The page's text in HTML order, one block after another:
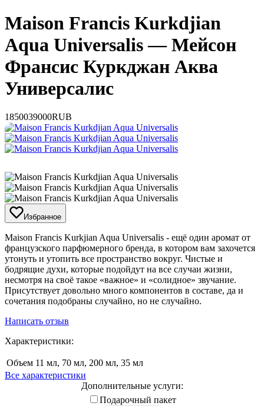
Maison Francis Kurkdjian
Aqua Universalis — Мейсон
Франсис Куркджан Аква
Универсалис
1850039000RUB
Избранное
​Maison Francis Kurkjian Aqua Universalis - ещё один аромат от
французского парфюмерного бренда, в котором вам захочется
утонуть и утопить все пространство вокруг. Чистые и
бодрящие духи, которые подойдут на все случаи жизни,
несмотря на своё такое «важное» и «солидное» звучание.
Присутствует довольно много компонентов в составе, да и
сочетания подобраны случайно, но не случайно.
Написать отзыв
Характеристики:
Объем 11 мл, 70 мл, 200 мл, 35 мл
Все характеристики
Дополнительные услуги:
Подарочный пакет